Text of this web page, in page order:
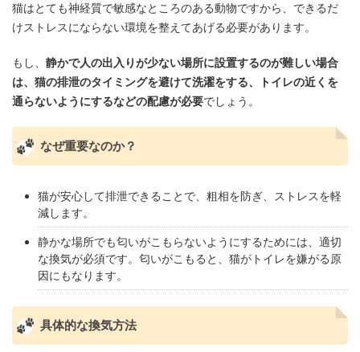
猫はとても神経質で敏感なところのある動物ですから、できるだ
けストレスにならない環境を整えてあげる必要があります。
もし、 静かで人の出入りが少ない場所に設置するのが難しい場合
は、猫の排泄のタイミングを避けて洗濯をする、トイレの近くを
通らないようにするなどの配慮が必要でしょう。
なぜ重要なのか？
猫が安心して排泄できることで、粗相を防ぎ、ストレスを軽
減します。
静かな場所でも匂いがこもらないようにするためには、適切
な換気が必須です。匂いがこもると、猫がトイレを嫌がる原
因にもなります。
具体的な換気方法